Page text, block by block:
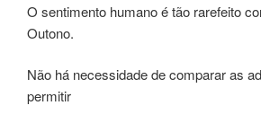
O sentimento humano é tão rarefeito
Outono.
Não há necessidade de comparar as
permitir